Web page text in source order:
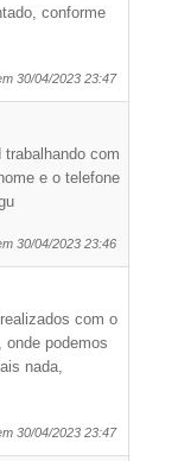
conforme
30/04/2023 23:47
com
e o telefone
30/04/2023 23:46
com o
onde podemos
nada,
30/04/2023 23:47